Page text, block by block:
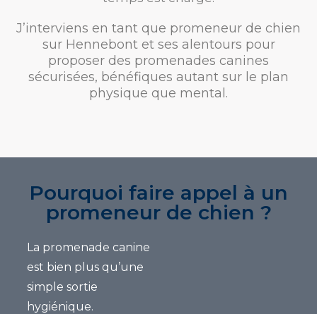
J’interviens en tant que promeneur de chien
sur Hennebont et ses alentours pour
proposer des promenades canines
sécurisées, bénéfiques autant sur le plan
physique que mental.
Pourquoi faire appel à un
promeneur de chien ?
La promenade canine
est bien plus qu’une
simple sortie
hygiénique.